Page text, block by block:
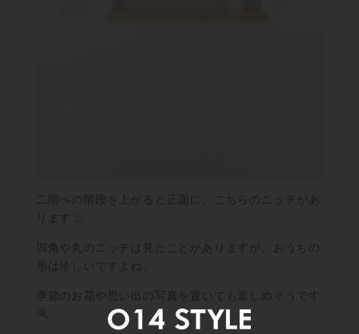
二階への階段を上がると正面に、こちらのニッチがあ
ります
四角や丸のニッチは見たことがありますが、おうちの
形は珍しいですよね。
季節のお花や思い出の写真を置いても楽しめそうです